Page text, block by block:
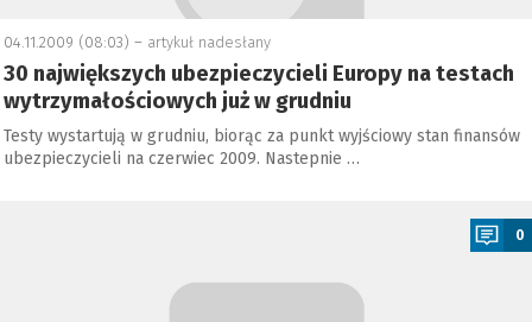
04.11.2009 (08:03) – artykuł nadesłany
30 największych ubezpieczycieli Europy na testach
wytrzymałościowych już w grudniu
Testy wystartują w grudniu, biorąc za punkt wyjściowy stan finansów
ubezpieczycieli na czerwiec 2009. Nastepnie …
0